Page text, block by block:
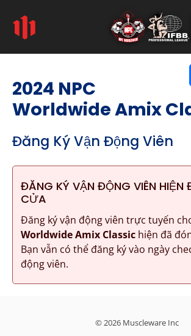
2024 NPC
Worldwide Amix
Đăng Ký Vận Động Viên
ĐĂNG KÝ VẬN ĐỘNG VIÊN
CỬA
Đăng ký vận động viên trực tuyến
Worldwide Amix Classichiện đã
Bạn vẫn có thể đăng ký vào ngày
động viên.
© 2026 Muscleware Inc